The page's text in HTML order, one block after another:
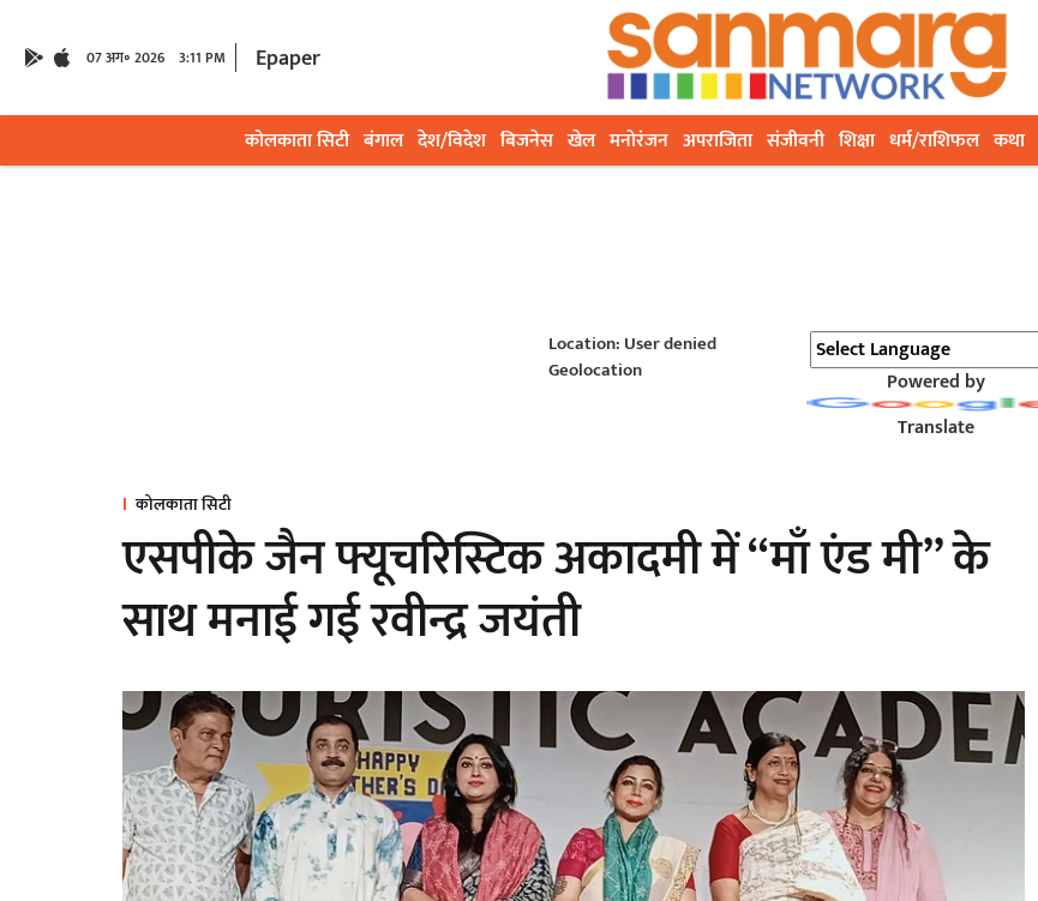
07 अग॰ 2026 3:11 PM Epaper
कोलकाता सिटी बंगाल देश/विदेश बिजनेस खेल मनोरंजन अपराजिता संजीवनी शिक्षा धर्म/राशिफल कथा
Location: User denied
Geolocation
Powered by
Translate
कोलकाता सिटी
एसपीके जैन फ्यूचरिस्टिक अकादमी में “माँ एंड मी” के
साथ मनाई गई रवीन्द्र जयंती